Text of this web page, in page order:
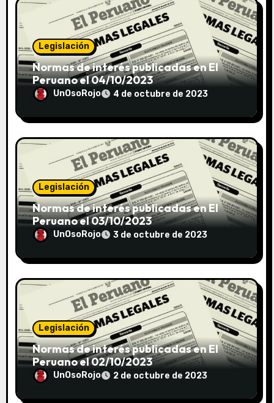
Legislación
Normas de interés publicadas en El
Peruano el 04/10/2023
UnOsoRojo 4 de octubre de 2023
Legislación
Normas de interés publicadas en El
Peruano el 03/10/2023
UnOsoRojo 3 de octubre de 2023
Legislación
Normas de interés publicadas en El
Peruano el 02/10/2023
UnOsoRojo 2 de octubre de 2023